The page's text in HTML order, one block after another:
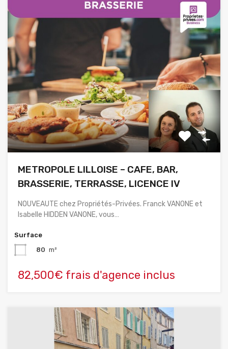
METROPOLE LILLOISE – CAFE, BAR,
BRASSERIE, TERRASSE, LICENCE IV
NOUVEAUTE chez Propriétés-Privées. Franck VANONE et
Isabelle HIDDEN VANONE, vous…
Surface
80 m²
82,500€ frais d'agence inclus